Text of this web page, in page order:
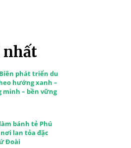
nhất
phát triển du
hướng xanh –
minh – bền vững
bánh tẻ Phú
lan tỏa đặc
Đoài